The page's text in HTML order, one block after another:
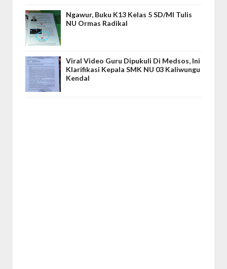
Ngawur, Buku K13 Kelas 5 SD/MI Tulis
NU Ormas Radikal
Viral Video Guru Dipukuli Di Medsos, Ini
Klarifikasi Kepala SMK NU 03 Kaliwungu
Kendal